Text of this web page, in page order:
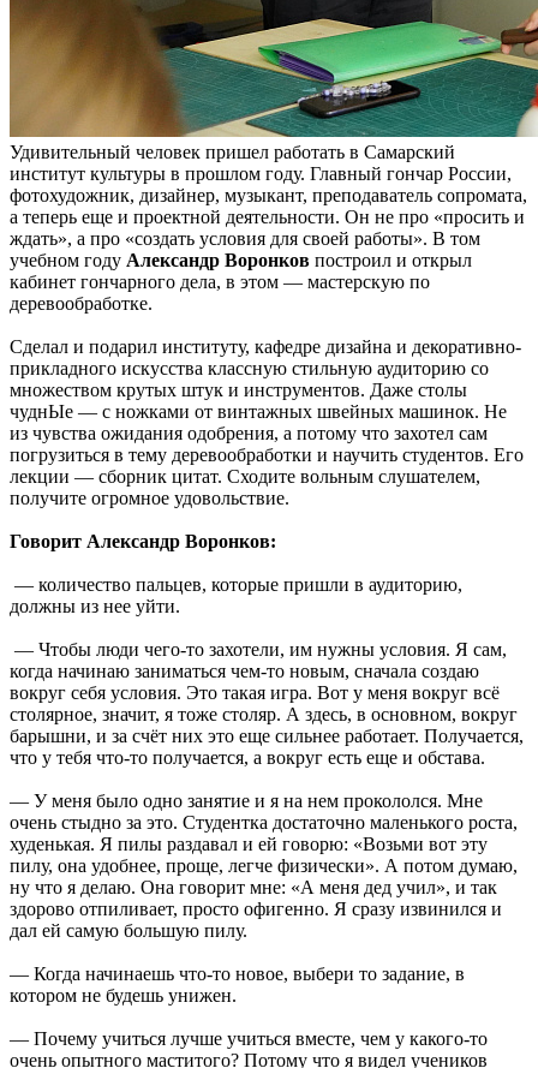
Удивительный человек пришел работать в Самарский
институт культуры в прошлом году. Главный гончар России,
фотохудожник, дизайнер, музыкант, преподаватель сопромата,
а теперь еще и проектной деятельности. Он не про «просить и
ждать», а про «создать условия для своей работы». В том
учебном году Александр Воронков построил и открыл
кабинет гончарного дела, в этом — мастерскую по
деревообработке.
Сделал и подарил институту, кафедре дизайна и декоративно-
прикладного искусства классную стильную аудиторию со
множеством крутых штук и инструментов. Даже столы
чуднЫе — с ножками от винтажных швейных машинок. Не
из чувства ожидания одобрения, а потому что захотел сам
погрузиться в тему деревообработки и научить студентов. Его
лекции — сборник цитат. Сходите вольным слушателем,
получите огромное удовольствие.
Говорит Александр Воронков:
— количество пальцев, которые пришли в аудиторию,
должны из нее уйти.
— Чтобы люди чего-то захотели, им нужны условия. Я сам,
когда начинаю заниматься чем-то новым, сначала создаю
вокруг себя условия. Это такая игра. Вот у меня вокруг всё
столярное, значит, я тоже столяр. А здесь, в основном, вокруг
барышни, и за счёт них это еще сильнее работает. Получается,
что у тебя что-то получается, а вокруг есть еще и обстава.
— У меня было одно занятие и я на нем прокололся. Мне
очень стыдно за это. Студентка достаточно маленького роста,
худенькая. Я пилы раздавал и ей говорю: «Возьми вот эту
пилу, она удобнее, проще, легче физически». А потом думаю,
ну что я делаю. Она говорит мне: «А меня дед учил», и так
здорово отпиливает, просто офигенно. Я сразу извинился и
дал ей самую большую пилу.
— Когда начинаешь что-то новое, выбери то задание, в
котором не будешь унижен.
— Почему учиться лучше учиться вместе, чем у какого-то
очень опытного маститого? Потому что я видел учеников